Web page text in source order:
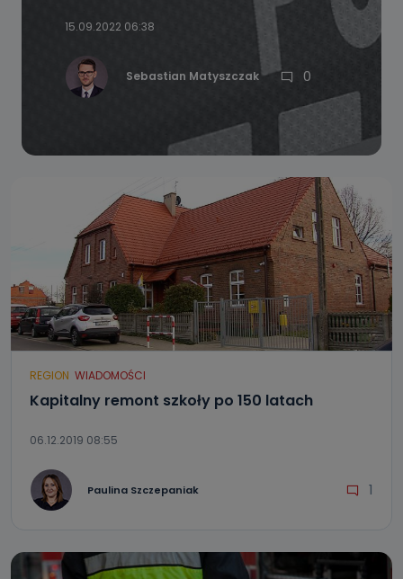
15.09.2022 06:38
Sebastian Matyszczak 0
REGION WIADOMOŚCI
Kapitalny remont szkoły po 150 latach
06.12.2019 08:55
Paulina Szczepaniak 1